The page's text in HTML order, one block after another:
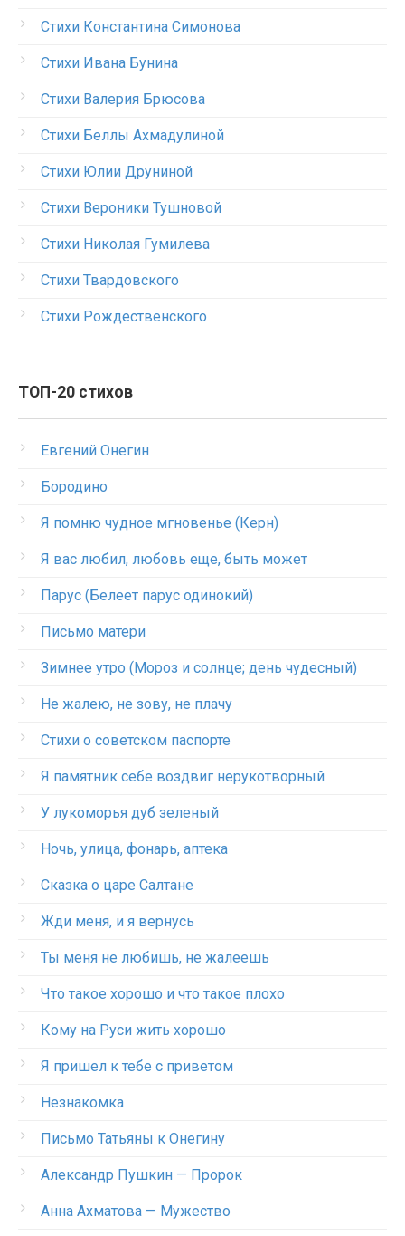
Стихи Константина Симонова
Стихи Ивана Бунина
Стихи Валерия Брюсова
Стихи Беллы Ахмадулиной
Стихи Юлии Друниной
Стихи Вероники Тушновой
Стихи Николая Гумилева
Стихи Твардовского
Стихи Рождественского
ТОП-20 стихов
Евгений Онегин
Бородино
Я помню чудное мгновенье (Керн)
Я вас любил, любовь еще, быть может
Парус (Белеет парус одинокий)
Письмо матери
Зимнее утро (Мороз и солнце; день чудесный)
Не жалею, не зову, не плачу
Стихи о советском паспорте
Я памятник себе воздвиг нерукотворный
У лукоморья дуб зеленый
Ночь, улица, фонарь, аптека
Сказка о царе Салтане
Жди меня, и я вернусь
Ты меня не любишь, не жалеешь
Что такое хорошо и что такое плохо
Кому на Руси жить хорошо
Я пришел к тебе с приветом
Незнакомка
Письмо Татьяны к Онегину
Александр Пушкин — Пророк
Анна Ахматова — Мужество